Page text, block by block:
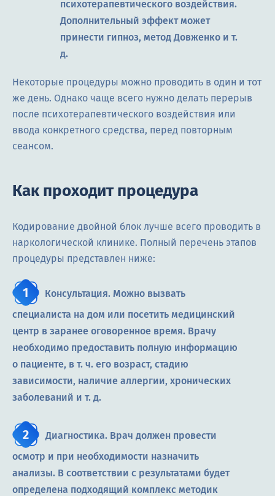
психотерапевтического воздействия.
Дополнительный эффект может
принести гипноз, метод Довженко и т.
д.
Некоторые процедуры можно проводить в один и тот
же день. Однако чаще всего нужно делать перерыв
после психотерапевтического воздействия или
ввода конкретного средства, перед повторным
сеансом.
Как проходит процедура
Кодирование двойной блок лучше всего проводить в
наркологической клинике. Полный перечень этапов
процедуры представлен ниже:
Консультация. Можно вызвать
специалиста на дом или посетить медицинский
центр в заранее оговоренное время. Врачу
необходимо предоставить полную информацию
о пациенте, в т. ч. его возраст, стадию
зависимости, наличие аллергии, хронических
заболеваний и т. д.
Диагностика. Врач должен провести
осмотр и при необходимости назначить
анализы. В соответствии с результатами будет
определена подходящий комплекс методик